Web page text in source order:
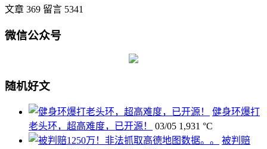
文章 369 留言 5341
微信公众号
随机好文
健身环爆打
老头环，超高难度，已开源！
03/05 1,931 °C
被判赔